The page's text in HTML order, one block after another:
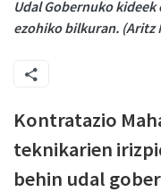
Udal Gobernuko
ezohiko bilkuran. (Aritz
Kontratazio
teknikarien
behin udal